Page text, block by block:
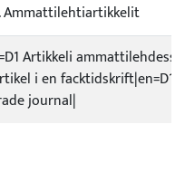
Ammattilehtiartikkelit
Artikkeli
i en facktidskrift|en=D1
journal|